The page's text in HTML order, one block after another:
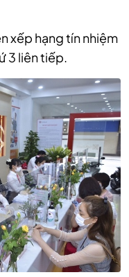
xếp hạng tín nhiệm
3 liên tiếp.